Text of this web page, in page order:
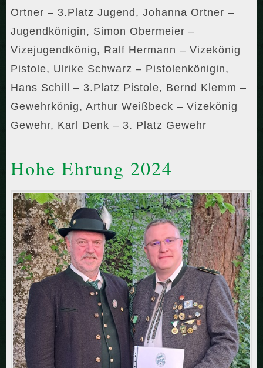
Ortner – 3.Platz Jugend, Johanna Ortner –
Jugendkönigin, Simon Obermeier –
Vizejugendkönig, Ralf Hermann – Vizekönig
Pistole, Ulrike Schwarz – Pistolenkönigin,
Hans Schill – 3.Platz Pistole, Bernd Klemm –
Gewehrkönig, Arthur Weißbeck – Vizekönig
Gewehr, Karl Denk – 3. Platz Gewehr
Hohe Ehrung 2024